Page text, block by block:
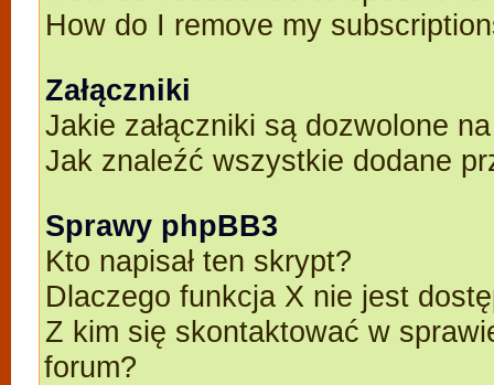
How do I remove my
Załączniki
Jakie załączniki są dozwolone
Jak znaleźć wszystkie dodane
Sprawy phpBB3
Kto napisał ten skrypt?
Dlaczego funkcja X nie jest
Z kim się skontaktować w
forum?